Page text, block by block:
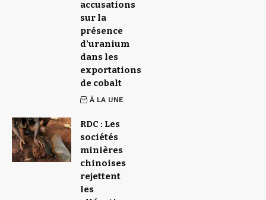
accusations
sur la
présence
d’uranium
dans les
exportations
de cobalt
À LA UNE
RDC : Les
sociétés
minières
chinoises
rejettent
les